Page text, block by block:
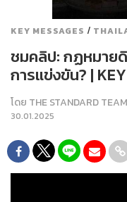
KEY MESSAGES /
ชมคลิป: กฏหมาย
การแข่งขัน? |
โดย THE STANDARD TEAM
30.01.2025